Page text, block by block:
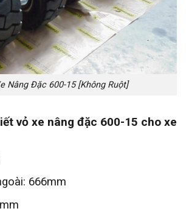
Nâng Đặc 600-15 [Không Ruột]
vỏ xe nâng đặc 600-15 cho xe
666mm